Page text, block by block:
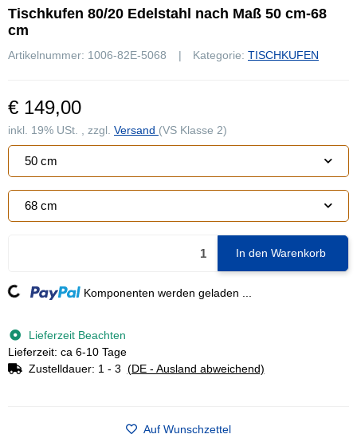
Tischkufen 80/20 Edelstahl nach Maß 50 cm-68
cm
Artikelnummer: 1006-82E-5068 Kategorie: TISCHKUFEN
€ 149,00
inkl. 19% USt. , zzgl. Versand (VS Klasse 2)
50 cm
68 cm
In den Warenkorb
Loading... Komponenten werden geladen ...
Lieferzeit Beachten
Lieferzeit: ca 6-10 Tage
Zustelldauer: 1 - 3 (DE - Ausland abweichend)
Auf Wunschzettel